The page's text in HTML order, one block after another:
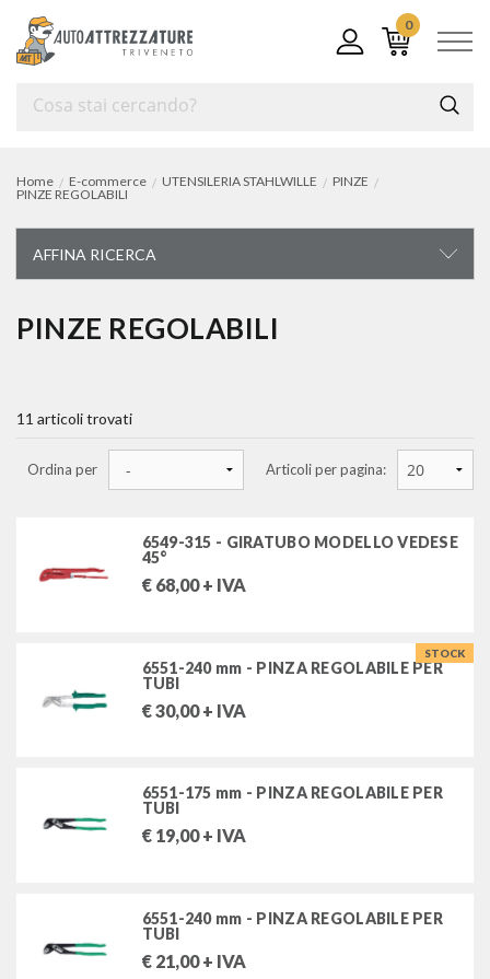
0
Home E-commerce UTENSILERIA STAHLWILLE
PINZE
PINZE REGOLABILI
AFFINA RICERCA
UTENSILERIA STAHLWILLE
chiavi di manovra
chiavi a bussola
chiavi dinamometriche
pinze stahlwille
tronchesi stahlwille
spellafili e pinze per fili
giratubi, martelli, lime ed altri utensili
PINZE REGOLABILI
11 articoli trovati
Ordina per Articoli per pagina:
6549-315 - GIRATUBO MODELLO VEDESE
45°
€ 68,00+ IVA
STOCK
6551-240 mm - PINZA REGOLABILE PER
TUBI
€30,00+ IVA
6551-175 mm - PINZA REGOLABILE PER
TUBI
€ 19,00+ IVA
6551-240 mm - PINZA REGOLABILE PER
TUBI
€ 21,00+ IVA